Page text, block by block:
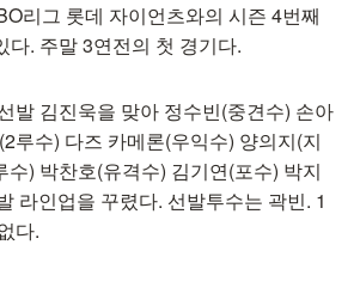
리그 롯데 자이언츠와의 시즌 4번째
다. 주말 3연전의 첫 경기다.
발 김진욱을 맞아 정수빈(중견수) 손아
루수) 다즈 카메론(우익수) 양의지(지
수) 박찬호(유격수) 김기연(포수) 박지
라인업을 꾸렸다. 선발투수는 곽빈. 1
다.